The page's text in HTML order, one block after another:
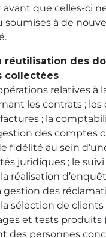
que celles-ci
soumises à de
réutilisation des
collectées
relatives à
les contrats ; les
factures ; la
des comptes
fidélité au sein
juridiques ; le
réalisation
gestion des
sélection de
et tests produits
des personnes